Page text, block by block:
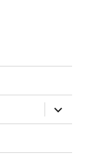
submenu